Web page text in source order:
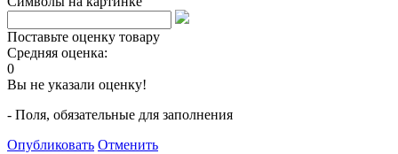
Поставьте оценку товару
Средняя оценка:
0
Вы не указали оценку!
- Поля, обязательные для заполнения
Опубликовать Отменить